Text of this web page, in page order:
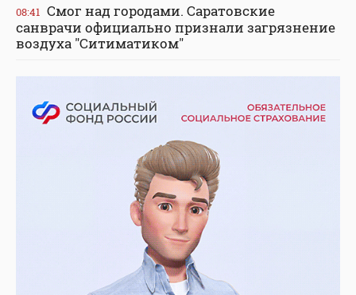
08:41 Смог над городами. Саратовские
санврачи официально признали загрязнение
воздуха "Ситиматиком"